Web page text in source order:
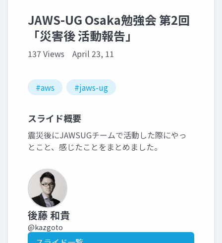
JAWS-UG Osaka勉強会 第2回
「災害後 活動報告」
137 Views April 23, 11
#aws #jaws-ug
スライド概要
震災後にJAWSUGチームで活動した際にやっ
とこと、感じたことをまとめました。
後藤 和貴
@kazgoto